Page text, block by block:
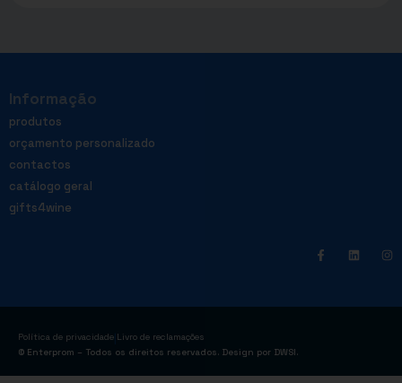
Informação
produtos
orçamento personalizado
contactos
catálogo geral
gifts4wine
Política de privacidade Livro de reclamações
© Enterprom – Todos os direitos reservados. Design por DWSI.